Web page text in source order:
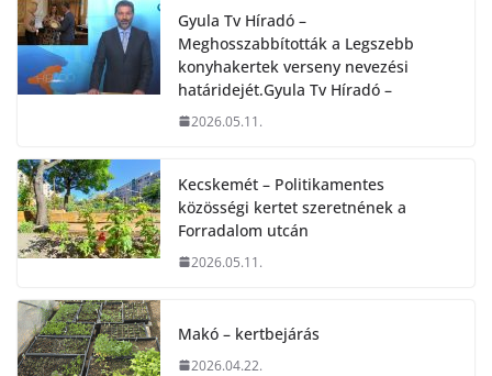
Gyula Tv Híradó –
Meghosszabbították a Legszebb
konyhakertek verseny nevezési
határidejét.Gyula Tv Híradó –
2026.05.11.
Kecskemét – Politikamentes
közösségi kertet szeretnének a
Forradalom utcán
2026.05.11.
Makó – kertbejárás
2026.04.22.